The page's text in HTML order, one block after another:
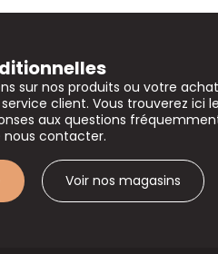
sur nos produits ou votre
client. Vous trouverez ici
aux questions
contacter.
Voir nos magasins